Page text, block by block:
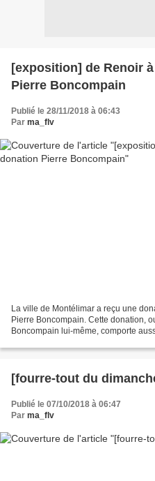
[exposition] de Renoir
Pierre Boncompain
Publié le 28/11/2018 à 06:43
Par ma_flv
La ville de Montélimar a reçu une
Pierre Boncompain. Cette donation,
Boncompain lui-même, comporte
[fourre-tout du
Publié le 07/10/2018 à 06:47
Par ma_flv